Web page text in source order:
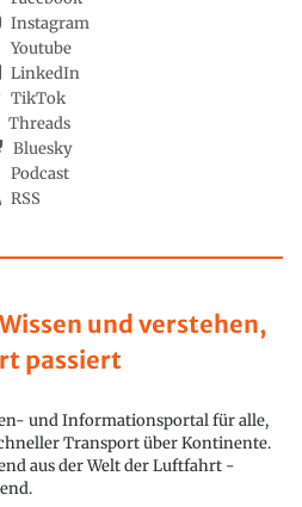
Wissen und verstehen,
passiert
und Informationsportal für alle,
Transport über Kontinente.
aus der Welt der Luftfahrt -
Instagram
Youtube
LinkedIn
TikTok
Threads
Bluesky
Podcast
RSS